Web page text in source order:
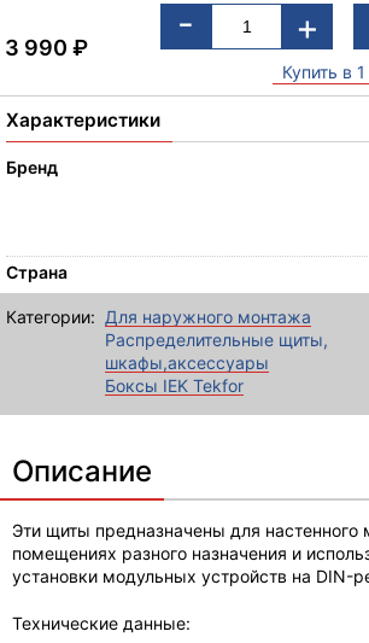
3 990₽
- +
Купить в
Характеристики
Бренд
Страна
Категории: Для наружного монтажа
Распределительные щиты,
шкафы,аксессуары
Боксы IEK Tekfor
Описание
Эти щиты предназначены для настенного
помещениях разного назначения и
установки модульных устройств на DIN-
Технические данные: